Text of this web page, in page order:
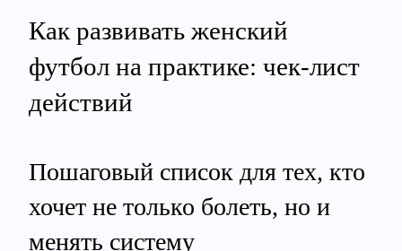
Как развивать женский
футбол на практике: чек-лист
действий
Пошаговый список для тех, кто
хочет не только болеть, но и
менять систему